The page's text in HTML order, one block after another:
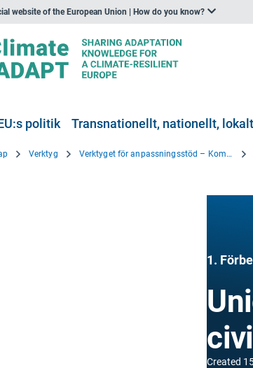
website of the European Union | How do you know?
politik Transnationellt, nationellt, lokalt
Verktyg Verktyget för anpassningsstöd – Komma igång
1.
Created